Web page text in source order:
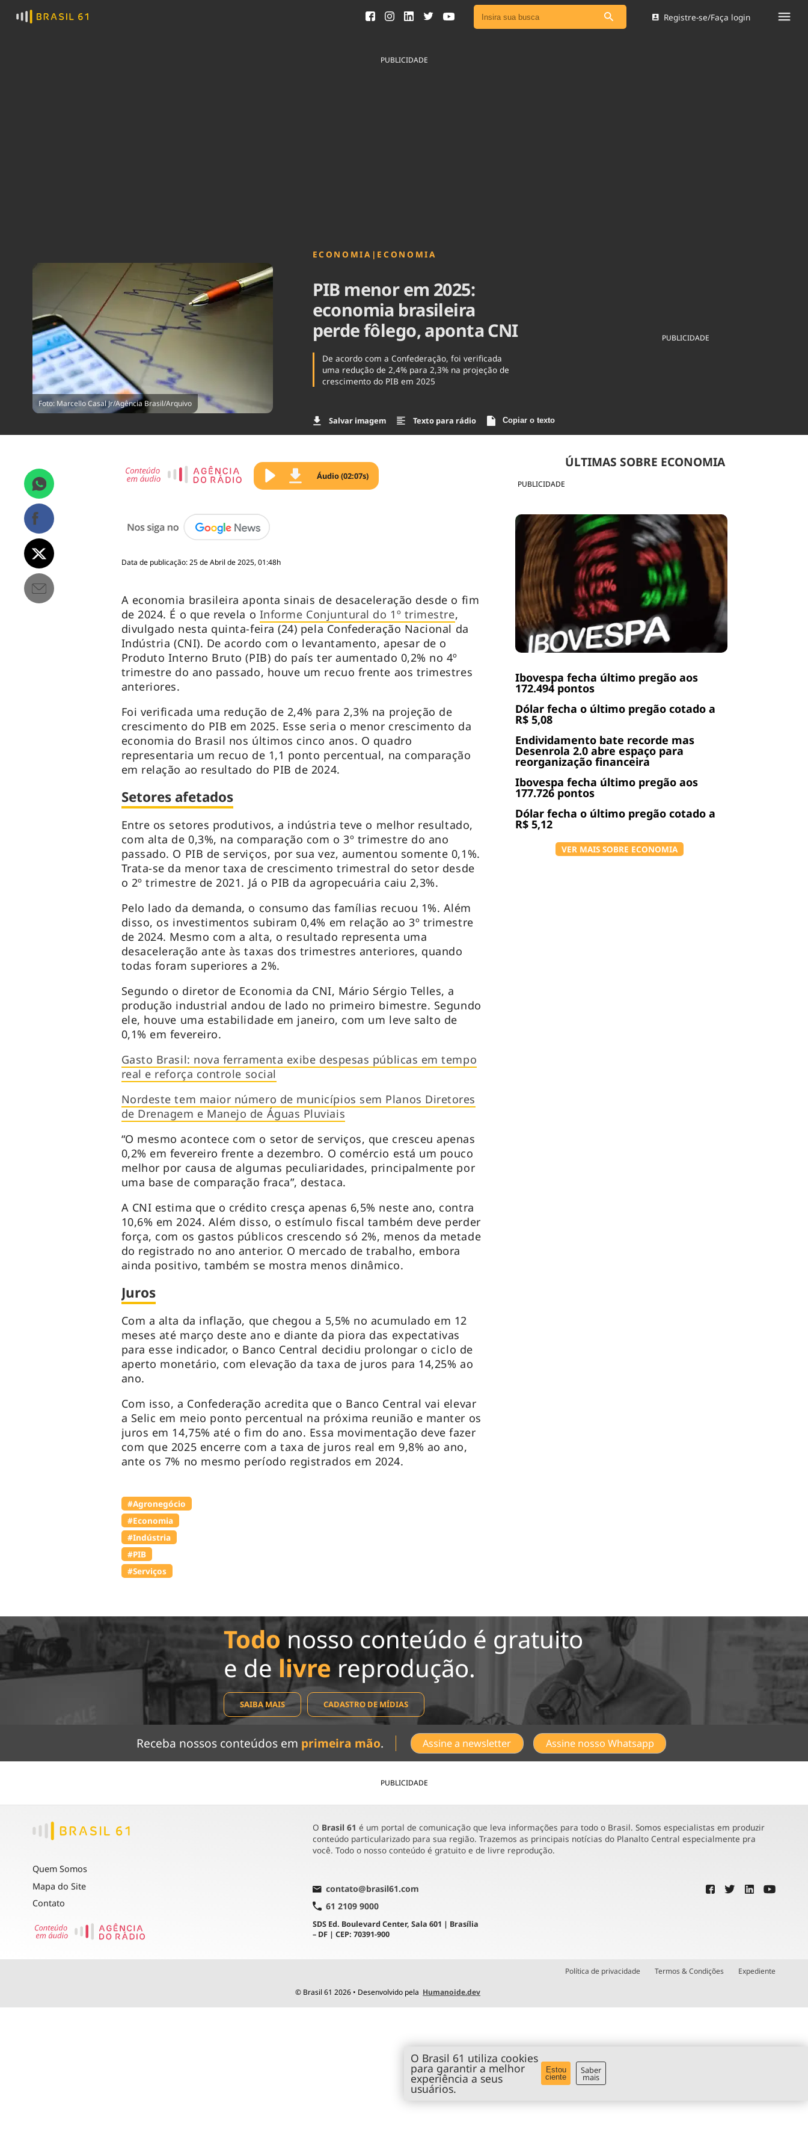
Ver todas as notícias
Cinema
Registre-se/Faça login
PUBLICIDADE
Foto: Marcello Casal Jr/Agência Brasil/Arquivo
ECONOMIA | ECONOMIA
PIB menor em 2025:
economia brasileira
perde fôlego, aponta CNI
De acordo com a Confederação, foi verificada
uma redução de 2,4% para 2,3% na projeção de
crescimento do PIB em 2025
Salvar imagem Texto para rádio Copiar o texto
PUBLICIDADE
PUBLICIDADE
ÚLTIMAS SOBRE ECONOMIA
Ibovespa fecha último pregão aos
172.494 pontos
Dólar fecha o último pregão cotado a
R$ 5,08
Endividamento bate recorde mas
Desenrola 2.0 abre espaço para
reorganização financeira
Ibovespa fecha último pregão aos
177.726 pontos
Dólar fecha o último pregão cotado a
R$ 5,12
VER MAIS SOBRE ECONOMIA
Áudio (02:07s)
Data de publicação: 25 de Abril de 2025, 01:48h
A economia brasileira aponta sinais de desaceleração desde o fim
de 2024. É o que revela o Informe Conjuntural do 1º trimestre,
divulgado nesta quinta-feira (24) pela Confederação Nacional da
Indústria (CNI). De acordo com o levantamento, apesar de o
Produto Interno Bruto (PIB) do país ter aumentado 0,2% no 4º
trimestre do ano passado, houve um recuo frente aos trimestres
anteriores.
Foi verificada uma redução de 2,4% para 2,3% na projeção de
crescimento do PIB em 2025. Esse seria o menor crescimento da
economia do Brasil nos últimos cinco anos. O quadro
representaria um recuo de 1,1 ponto percentual, na comparação
em relação ao resultado do PIB de 2024.
Setores afetados
Entre os setores produtivos, a indústria teve o melhor resultado,
com alta de 0,3%, na comparação com o 3º trimestre do ano
passado. O PIB de serviços, por sua vez, aumentou somente 0,1%.
Trata-se da menor taxa de crescimento trimestral do setor desde
o 2º trimestre de 2021. Já o PIB da agropecuária caiu 2,3%.
Pelo lado da demanda, o consumo das famílias recuou 1%. Além
disso, os investimentos subiram 0,4% em relação ao 3º trimestre
de 2024. Mesmo com a alta, o resultado representa uma
desaceleração ante às taxas dos trimestres anteriores, quando
todas foram superiores a 2%.
Segundo o diretor de Economia da CNI, Mário Sérgio Telles, a
produção industrial andou de lado no primeiro bimestre. Segundo
ele, houve uma estabilidade em janeiro, com um leve salto de
0,1% em fevereiro.
Gasto Brasil: nova ferramenta exibe despesas públicas em tempo
real e reforça controle social
Nordeste tem maior número de municípios sem Planos Diretores
de Drenagem e Manejo de Águas Pluviais
“O mesmo acontece com o setor de serviços, que cresceu apenas
0,2% em fevereiro frente a dezembro. O comércio está um pouco
melhor por causa de algumas peculiaridades, principalmente por
uma base de comparação fraca”, destaca.
A CNI estima que o crédito cresça apenas 6,5% neste ano, contra
10,6% em 2024. Além disso, o estímulo fiscal também deve perder
força, com os gastos públicos crescendo só 2%, menos da metade
do registrado no ano anterior. O mercado de trabalho, embora
ainda positivo, também se mostra menos dinâmico.
Juros
Com a alta da inflação, que chegou a 5,5% no acumulado em 12
meses até março deste ano e diante da piora das expectativas
para esse indicador, o Banco Central decidiu prolongar o ciclo de
aperto monetário, com elevação da taxa de juros para 14,25% ao
ano.
Com isso, a Confederação acredita que o Banco Central vai elevar
a Selic em meio ponto percentual na próxima reunião e manter os
juros em 14,75% até o fim do ano. Essa movimentação deve fazer
com que 2025 encerre com a taxa de juros real em 9,8% ao ano,
ante os 7% no mesmo período registrados em 2024.
#Agronegócio
#Economia
#Indústria
#PIB
#Serviços
Todonosso conteúdo é gratuito
e de livre reprodução.
SAIBA MAIS CADASTRO DE MÍDIAS
Receba nossos conteúdos em primeira mão. Assine a newsletter Assine nosso Whatsapp
PUBLICIDADE
Quem Somos
Mapa do Site
Contato
O Brasil 61 é um portal de comunicação que leva informações para todo o Brasil. Somos especialistas em produzir
conteúdo particularizado para sua região. Trazemos as principais notícias do Planalto Central especialmente pra
você. Todo o nosso conteúdo é gratuito e de livre reprodução.
contato@brasil61.com
61 2109 9000
SDS Ed. Boulevard Center, Sala 601 | Brasília
– DF | CEP: 70391-900
Política de privacidade Termos & Condições Expediente
© Brasil 61 2026 • Desenvolvido pela Humanoide.dev
O Brasil 61 utiliza cookies
para garantir a melhor
experiência a seus
usuários.
Estou
ciente
Saber
mais